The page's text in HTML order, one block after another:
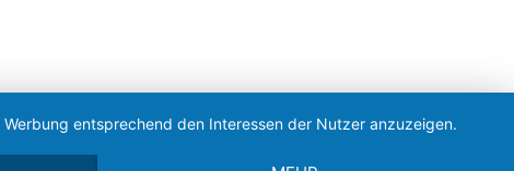
entsprechend den Interessen der Nutzer anzuzeigen.